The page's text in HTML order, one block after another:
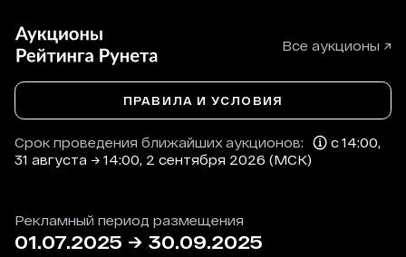
Все аукционы ↗
Срок проведения ближайших аукционов:
с 14:00,
31 августа → 14:00, 2 сентября 2026 (МСК)
ПРАВИЛА И УСЛОВИЯ
Рекламный период размещения
01.07.2025 → 30.09.2025